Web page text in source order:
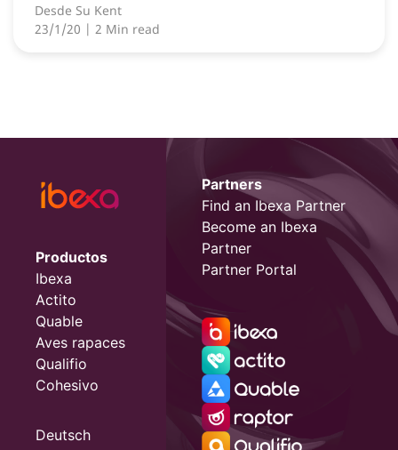
Desde Su Kent
23/1/20 | 2 Min read